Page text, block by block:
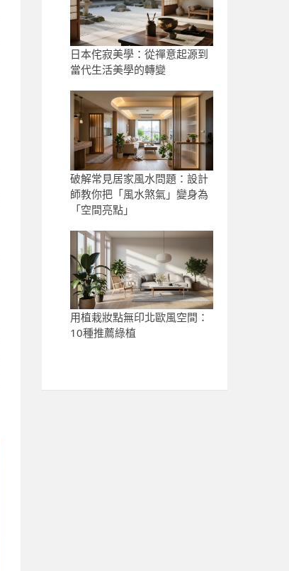
日本侘寂美學：從禪意起源到
當代生活美學的轉變
破解常見居家風水問題：設計
師教你把「風水煞氣」變身為
「空間亮點」
用植栽妝點無印北歐風空間：
10種推薦綠植